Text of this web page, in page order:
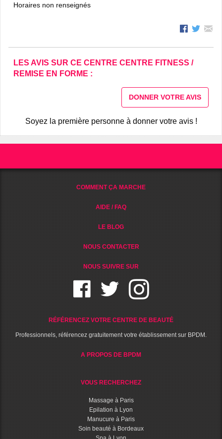
Horaires non renseignés
LES AVIS SUR CE CENTRE CENTRE FITNESS /
REMISE EN FORME :
DONNER VOTRE AVIS
Soyez la première personne à donner votre avis !
COMMENT ÇA MARCHE
AIDE / FAQ
LE BLOG
NOUS CONTACTER
NOUS SUIVRE SUR
RÉFÉRENCEZ VOTRE CENTRE DE BEAUTÉ
Professionnels, référencez gratuitement votre établissement sur BPDM.
A PROPOS DE BPDM
VOUS RECHERCHEZ
Massage à Paris
Epilation à Lyon
Manucure à Paris
Soin beauté à Bordeaux